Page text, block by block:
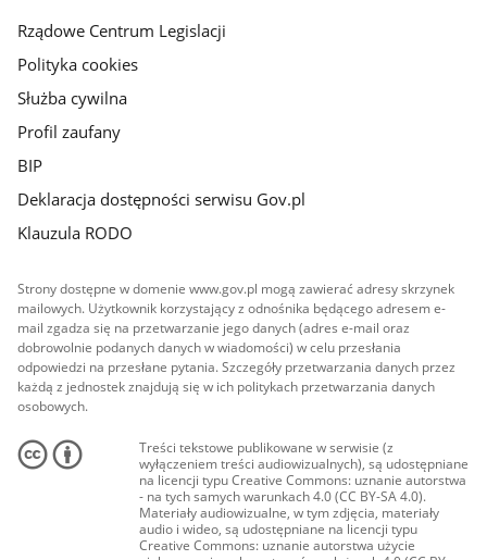
Rządowe Centrum Legislacji
Polityka cookies
Służba cywilna
Profil zaufany
BIP
Deklaracja dostępności serwisu Gov.pl
Klauzula RODO
Strony dostępne w domenie www.gov.pl mogą zawierać adresy skrzynek
mailowych. Użytkownik korzystający z odnośnika będącego adresem e-
mail zgadza się na przetwarzanie jego danych (adres e-mail oraz
dobrowolnie podanych danych w wiadomości) w celu przesłania
odpowiedzi na przesłane pytania. Szczegóły przetwarzania danych przez
każdą z jednostek znajdują się w ich politykach przetwarzania danych
osobowych.
Treści tekstowe publikowane w serwisie (z
wyłączeniem treści audiowizualnych), są udostępniane
na licencji typu Creative Commons: uznanie autorstwa
- na tych samych warunkach 4.0 (CC BY-SA 4.0).
Materiały audiowizualne, w tym zdjęcia, materiały
audio i wideo, są udostępniane na licencji typu
Creative Commons: uznanie autorstwa użycie